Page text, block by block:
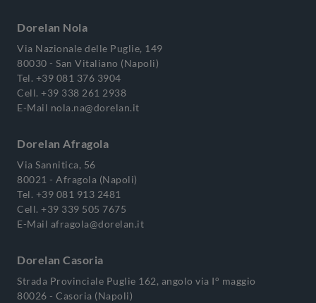
Dorelan Nola
Via Nazionale delle Puglie, 149
80030 - San Vitaliano (Napoli)
Tel. +39 081 376 3904
Cell. +39 338 261 2938
E-Mail nola.na@dorelan.it
Dorelan Afragola
Via Sannitica, 56
80021 - Afragola (Napoli)
Tel. +39 081 913 2481
Cell. +39 339 505 7675
E-Mail afragola@dorelan.it
Dorelan Casoria
Strada Provinciale Puglie 162, angolo via I° maggio
80026 - Casoria (Napoli)